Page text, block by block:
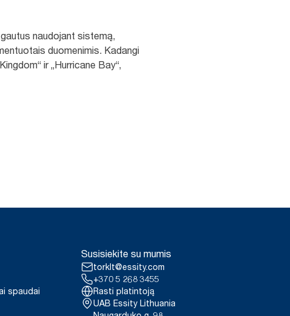
naudojant sistemą,
duomenimis. Kadangi
ir „Hurricane Bay“,
spaudai
Susisiekite su mumis
torklt@essity.com
+370 5 268 3455
Rasti platintoją
UAB Essity Lithuania